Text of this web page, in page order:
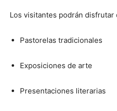
Los visitantes podrán disfrutar
Pastorelas tradicionales
Exposiciones de arte
Presentaciones literarias